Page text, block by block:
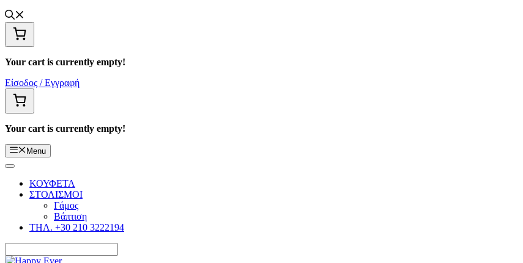
Your cart is currently empty!
Είσοδος / Εγγραφή
Your cart is currently empty!
Menu
ΚΟΥΦΕΤΑ
ΣΤΟΛΙΣΜΟΙ
Γάμος
Βάπτιση
ΤΗΛ. +30 210 3222194